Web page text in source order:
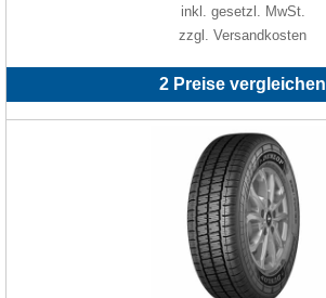
inkl. gesetzl. MwSt.
zzgl. Versandkosten
2 Preise vergleichen